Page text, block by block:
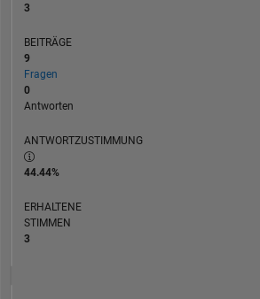
3
BEITRÄGE
9
Fragen
0
Antworten
ANTWORTZUSTIMMUNG
44.44%
ERHALTENE
STIMMEN
3